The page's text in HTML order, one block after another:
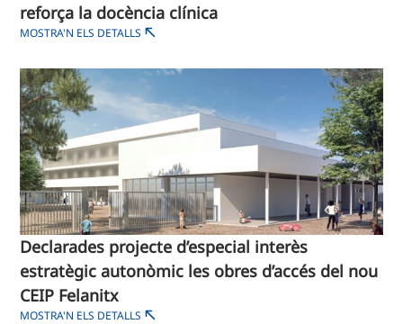
reforça la docència clínica​
MOSTRA'N ELS DETALLS
Declarades projecte d’especial interès
estratègic autonòmic les obres d’accés del nou
CEIP Felanitx ​
MOSTRA'N ELS DETALLS